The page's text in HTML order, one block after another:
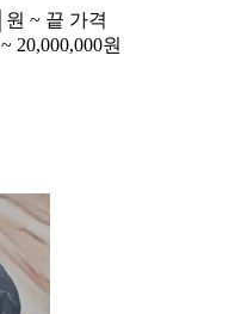
원 ~ 끝 가격
~ 20,000,000원